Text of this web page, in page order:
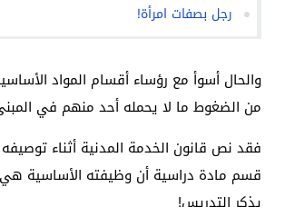
رجل بصفات امرأة!
والحال أسوأ مع رؤساء أقسام المواد
من الضغوط ما لا يحمله أحد منهم في
فقد نص قانون الخدمة المدنية أثناء
قسم مادة دراسية أن وظيفته الأساسية